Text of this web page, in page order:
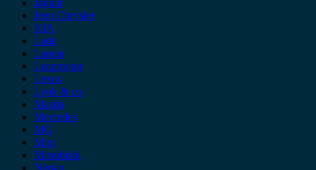
Jeep Chrysler
KIA
Lada
Lancia
Leapmotor
Lexus
Lynk & co
Mazda
Mercedes
MG
Mini
Mitsubishi
Nissan